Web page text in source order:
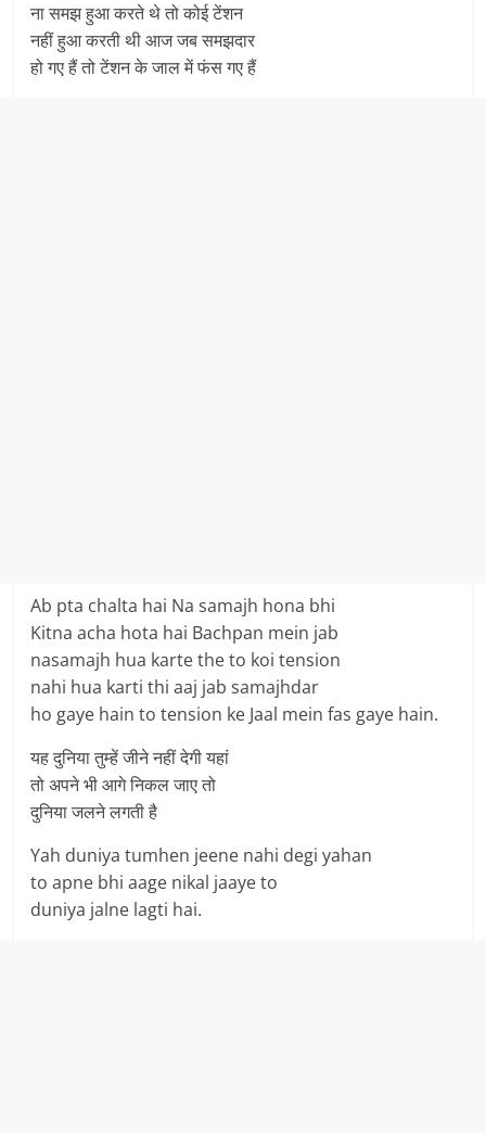
ना समझ हुआ करते थे तो कोई टेंशन
नहीं हुआ करती थी आज जब समझदार
हो गए हैं तो टेंशन के जाल में फंस गए हैं
Ab pta chalta hai Na samajh hona bhi
Kitna acha hota hai Bachpan mein jab
nasamajh hua karte the to koi tension
nahi hua karti thi aaj jab samajhdar
ho gaye hain to tension ke Jaal mein fas gaye hain.
यह दुनिया तुम्हें जीने नहीं देगी यहां
तो अपने भी आगे निकल जाए तो
दुनिया जलने लगती है
Yah duniya tumhen jeene nahi degi yahan
to apne bhi aage nikal jaaye to
duniya jalne lagti hai.